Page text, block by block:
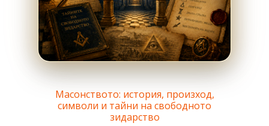
Масонството: история, произход,
символи и тайни на свободното
зидарство